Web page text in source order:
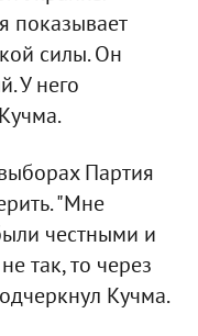
показывает
силы. Он
У него
Партия
"Мне
честными и
так, то через
Кучма.